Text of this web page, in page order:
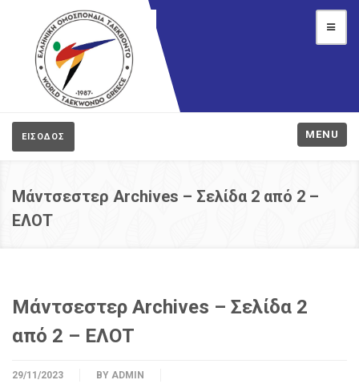
ΕΙΣΟΔΟΣ MENU
Μάντσεστερ Archives – Σελίδα 2 από 2 –
ΕΛΟΤ
Μάντσεστερ Archives – Σελίδα 2
από 2 – ΕΛΟΤ
29/11/2023 BY ADMIN